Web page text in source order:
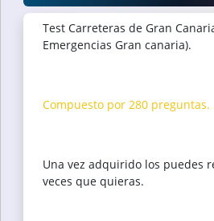
Test Carreteras de Gran
Emergencias Gran canaria).
Compuesto por 280 preguntas.
Una vez adquirido los puedes
veces que quieras.